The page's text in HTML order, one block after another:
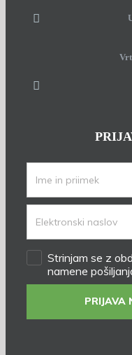
Strinjam se z
namene
PRIJAVA